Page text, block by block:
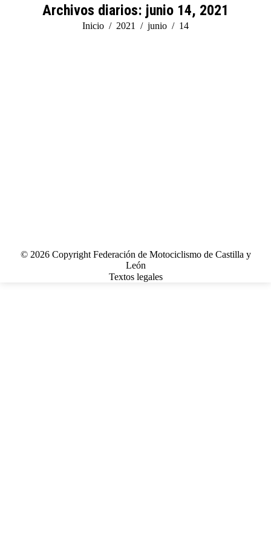
Archivos diarios: junio 14, 2021
Estás aquí:
Inicio 2021 junio 14
© 2026 Copyright Federación de Motociclismo de Castilla y
León
Textos legales